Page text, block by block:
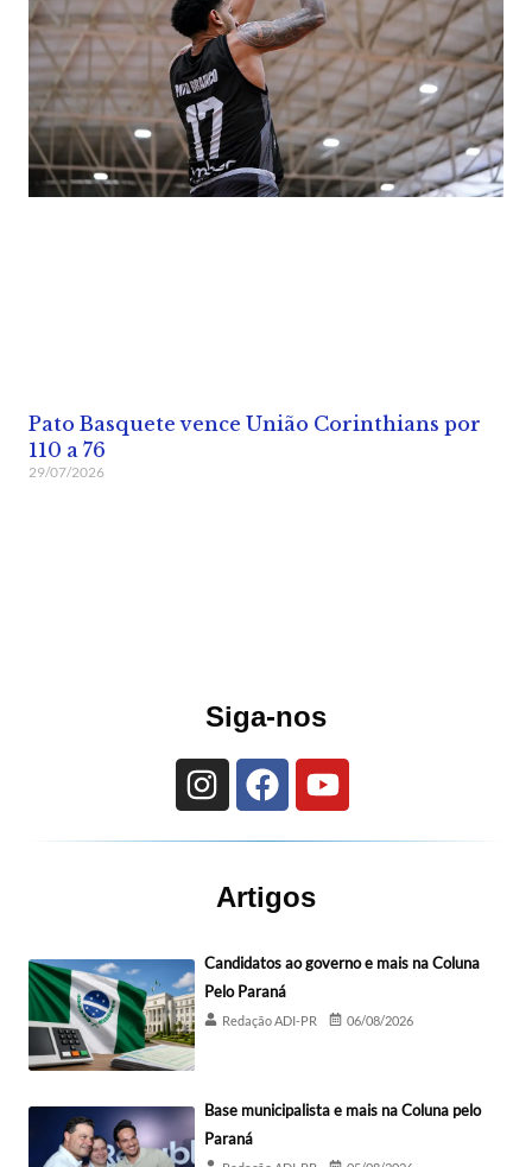
Pato Basquete vence União Corinthians por
110 a 76
29/07/2026
Siga-nos
Artigos
Candidatos ao governo e mais na Coluna
Pelo Paraná
Redação ADI-PR 06/08/2026
Base municipalista e mais na Coluna pelo
Paraná